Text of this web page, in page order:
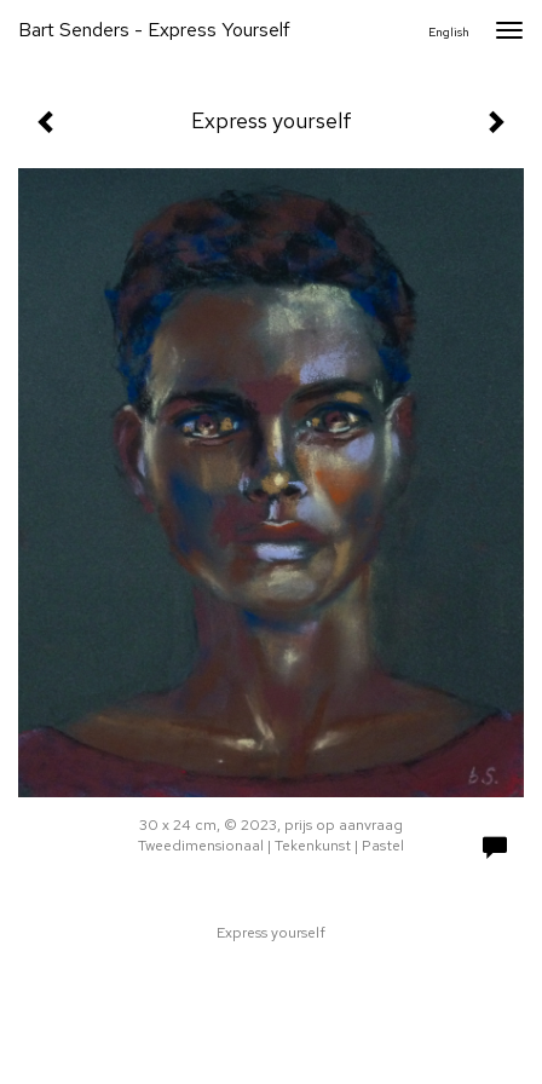
Bart Senders - Express Yourself English
Express yourself
30 x 24 cm, © 2023, prijs op aanvraag
Tweedimensionaal | Tekenkunst | Pastel
Express yourself